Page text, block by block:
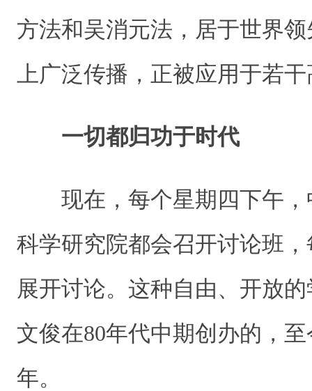
方法和吴消元法，居于世界
上广泛传播，正被应用于若
一切都归功于时代
现在，每个星期四下午，
科学研究院都会召开讨论班
展开讨论。这种自由、开放
文俊在80年代中期创办的，
年。